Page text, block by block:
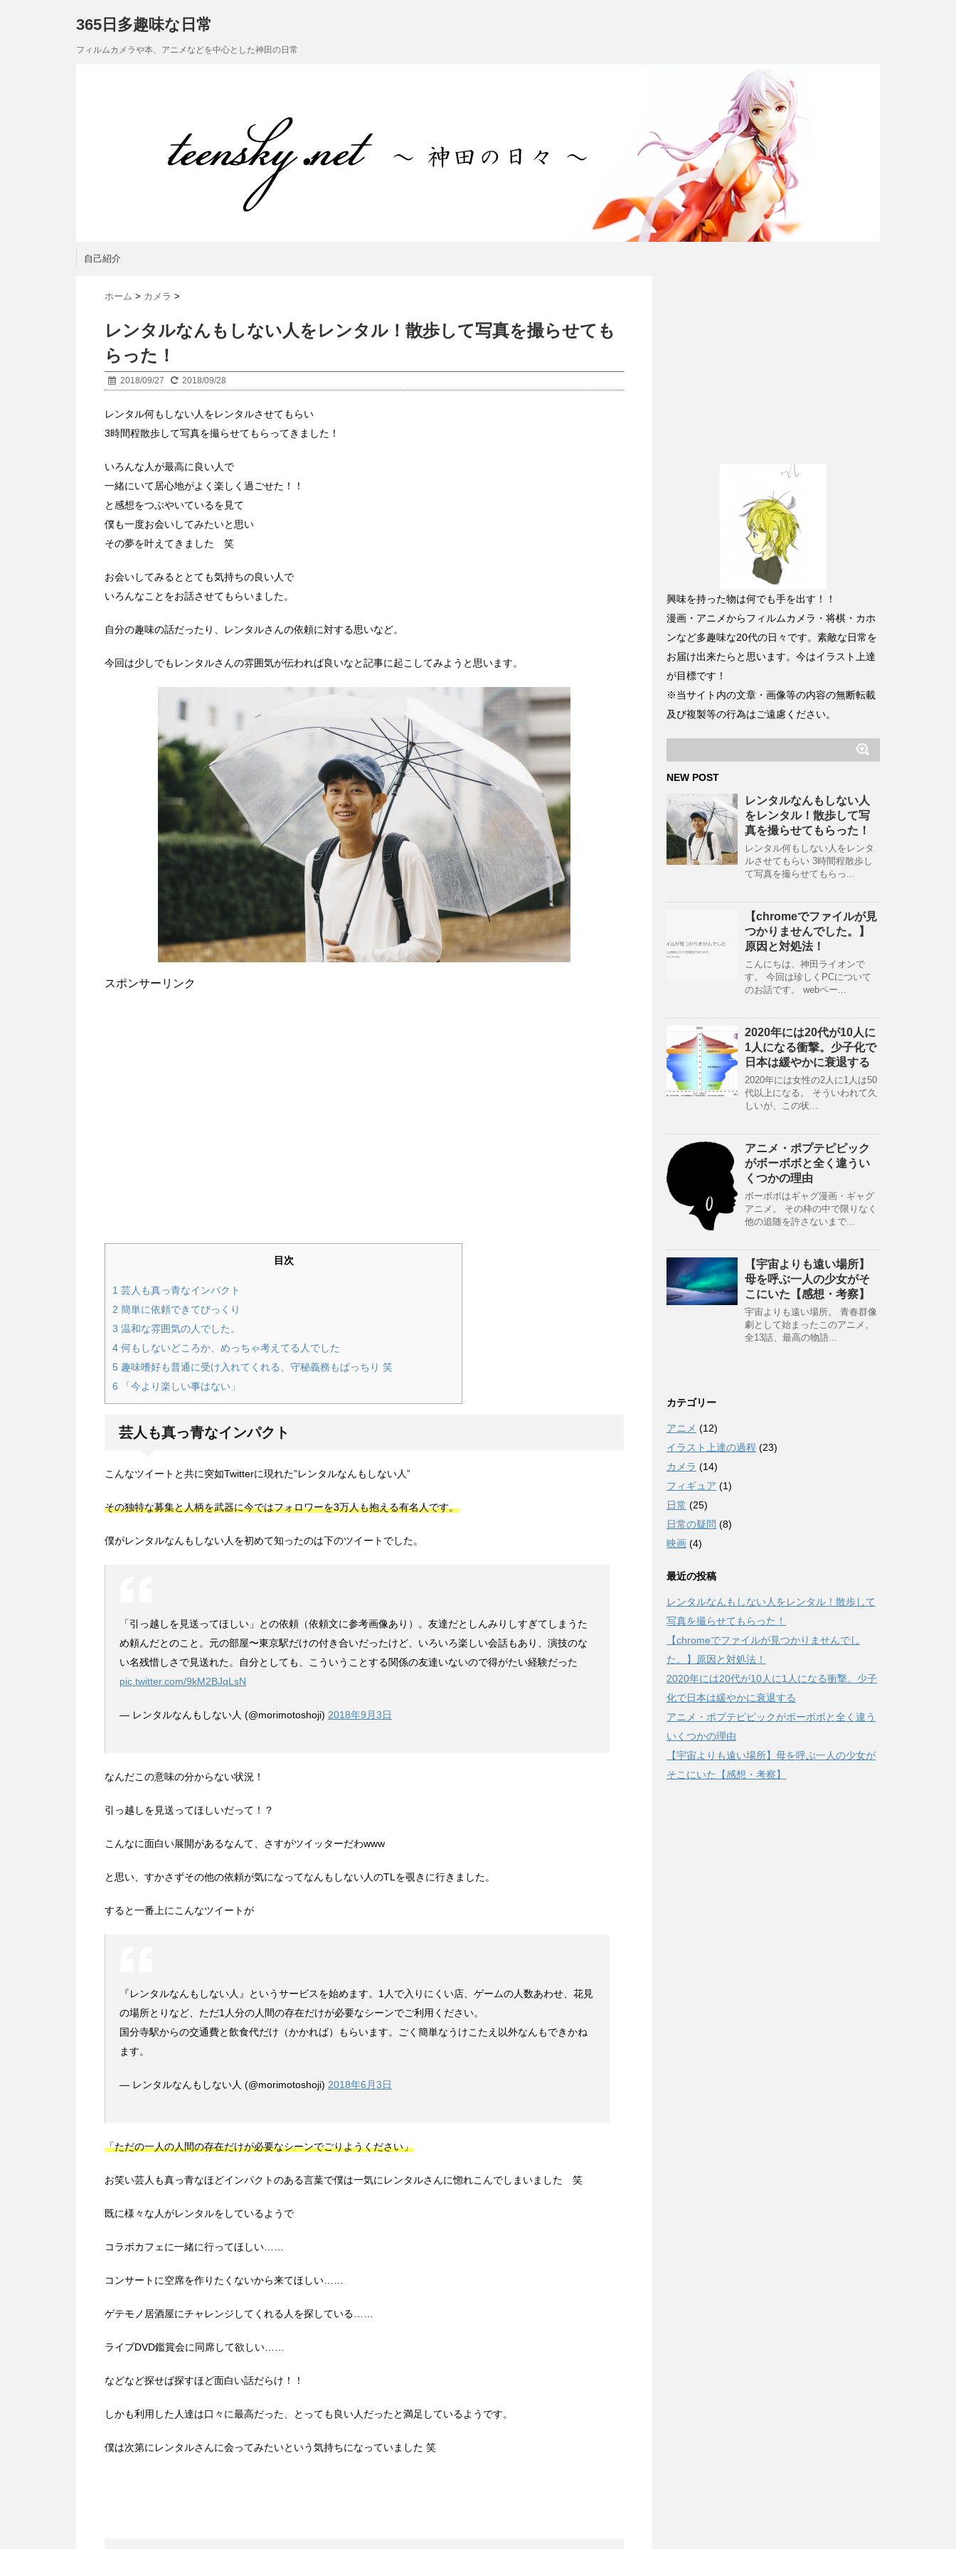
365日多趣味な日常
フィルムカメラや本、アニメなどを中心とした神田の日常
自己紹介
ホーム > カメラ >
レンタルなんもしない人をレンタル！散歩して写真を撮らせても
らった！
2018/09/27 2018/09/28
レンタル何もしない人をレンタルさせてもらい
3時間程散歩して写真を撮らせてもらってきました！
いろんな人が最高に良い人で
一緒にいて居心地がよく楽しく過ごせた！！
と感想をつぶやいているを見て
僕も一度お会いしてみたいと思い
その夢を叶えてきました 笑
お会いしてみるととても気持ちの良い人で
いろんなことをお話させてもらいました。
自分の趣味の話だったり、レンタルさんの依頼に対する思いなど。
今回は少しでもレンタルさんの雰囲気が伝われば良いなと記事に起こしてみようと思います。
スポンサーリンク
目次
1 芸人も真っ青なインパクト
2 簡単に依頼できてびっくり
3 温和な雰囲気の人でした。
4 何もしないどころか、めっちゃ考えてる人でした
5 趣味嗜好も普通に受け入れてくれる、守秘義務もばっちり 笑
6 「今より楽しい事はない」
芸人も真っ青なインパクト
こんなツイートと共に突如Twitterに現れた”レンタルなんもしない人”
その独特な募集と人柄を武器に今ではフォロワーを3万人も抱える有名人です。
僕がレンタルなんもしない人を初めて知ったのは下のツイートでした。
「引っ越しを見送ってほしい」との依頼（依頼文に参考画像あり）。友達だとしんみりしすぎてしまうた
め頼んだとのこと。元の部屋〜東京駅だけの付き合いだったけど、いろいろ楽しい会話もあり、演技のな
い名残惜しさで見送れた。自分としても、こういうことする関係の友達いないので得がたい経験だった
pic.twitter.com/9kM2BJqLsN
— レンタルなんもしない人 (@morimotoshoji) 2018年9月3日
なんだこの意味の分からない状況！
引っ越しを見送ってほしいだって！？
こんなに面白い展開があるなんて、さすがツイッターだわwww
と思い、すかさずその他の依頼が気になってなんもしない人のTLを覗きに行きました。
すると一番上にこんなツイートが
『レンタルなんもしない人』というサービスを始めます。1人で入りにくい店、ゲームの人数あわせ、花見
の場所とりなど、ただ1人分の人間の存在だけが必要なシーンでご利用ください。
国分寺駅からの交通費と飲食代だけ（かかれば）もらいます。ごく簡単なうけこたえ以外なんもできかね
ます。
— レンタルなんもしない人 (@morimotoshoji) 2018年6月3日
「ただの一人の人間の存在だけが必要なシーンでごりようください」
お笑い芸人も真っ青なほどインパクトのある言葉で僕は一気にレンタルさんに惚れこんでしまいました 笑
既に様々な人がレンタルをしているようで
コラボカフェに一緒に行ってほしい……
コンサートに空席を作りたくないから来てほしい……
ゲテモノ居酒屋にチャレンジしてくれる人を探している……
ライブDVD鑑賞会に同席して欲しい……
などなど探せば探すほど面白い話だらけ！！
しかも利用した人達は口々に最高だった、とっても良い人だったと満足しているようです。
僕は次第にレンタルさんに会ってみたいという気持ちになっていました 笑
興味を持った物は何でも手を出す！！
漫画・アニメからフィルムカメラ・将棋・カホ
ンなど多趣味な20代の日々です。素敵な日常を
お届け出来たらと思います。今はイラスト上達
が目標です！
※当サイト内の文章・画像等の内容の無断転載
及び複製等の行為はご遠慮ください。
NEW POST
レンタルなんもしない人
をレンタル！散歩して写
真を撮らせてもらった！
レンタル何もしない人をレンタ
ルさせてもらい 3時間程散歩し
て写真を撮らせてもらっ...
【chromeでファイルが見
つかりませんでした。】
原因と対処法！
こんにちは、神田ライオンで
す。 今回は珍しくPCについて
のお話です。 webペー...
2020年には20代が10人に
1人になる衝撃。少子化で
日本は緩やかに衰退する
2020年には女性の2人に1人は50
代以上になる。 そういわれて久
しいが、この状...
アニメ・ポプテピピック
がボーボボと全く違うい
くつかの理由
ボーボボはギャグ漫画・ギャグ
アニメ。 その枠の中で限りなく
他の追随を許さないまで...
【宇宙よりも遠い場所】
母を呼ぶ一人の少女がそ
こにいた【感想・考察】
宇宙よりも遠い場所。 青春群像
劇として始まったこのアニメ。
全13話、最高の物語...
カテゴリー
アニメ (12)
イラスト上達の過程 (23)
カメラ (14)
フィギュア (1)
日常 (25)
日常の疑問 (8)
映画 (4)
最近の投稿
レンタルなんもしない人をレンタル！散歩して
写真を撮らせてもらった！
【chromeでファイルが見つかりませんでし
た。】原因と対処法！
2020年には20代が10人に1人になる衝撃。少子
化で日本は緩やかに衰退する
アニメ・ポプテピピックがボーボボと全く違う
いくつかの理由
【宇宙よりも遠い場所】母を呼ぶ一人の少女が
そこにいた【感想・考察】